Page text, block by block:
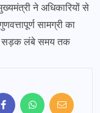
ने अधिकारियों से
सामग्री का
सड़क लंबे समय तक